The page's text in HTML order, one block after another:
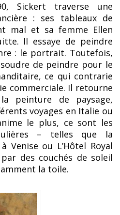
Sickert traverse une
: ses tableaux de
mal et sa femme Ellen
Il essaye de peindre
: le portrait. Toutefois,
de peindre pour le
ce qui contrarie
commerciale. Il retourne
peinture de paysage,
voyages en Italie ou
le plus, ce sont les
– telles que la
Venise ou L’Hôtel Royal
des couchés de soleil
la toile.